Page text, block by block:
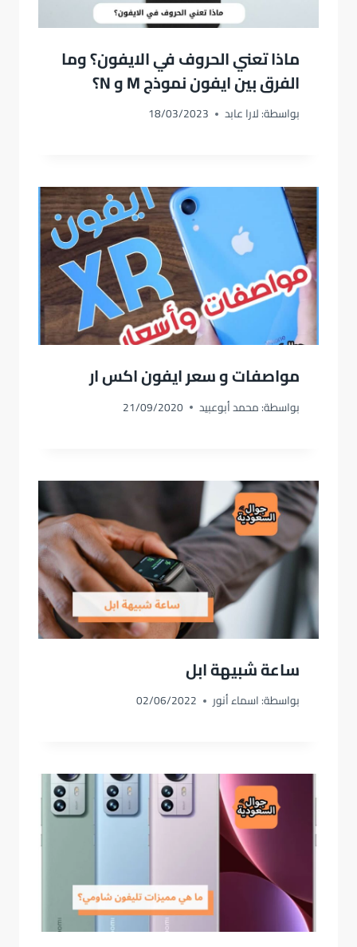
ماذا تعني الحروف في الايفون؟ وما
الفرق بين ايفون نموذج M و N؟
بواسطة:لارا عابد 18/03/2023
مواصفات و سعر ايفون اكس ار
بواسطة:محمد أبوعبيد 21/09/2020
ساعة شبيهة ابل
بواسطة:اسماء أنور 02/06/2022